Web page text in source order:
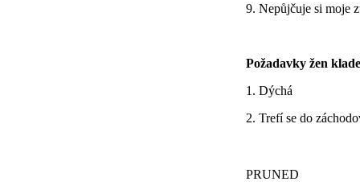
9. Nepůjčuje si moje
Požadavky žen
1. Dýchá
2. Trefí se do
PRUNED